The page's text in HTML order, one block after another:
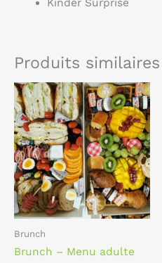
Kinder Surprise
Produits similaires
Brunch
Brunch – Menu adulte